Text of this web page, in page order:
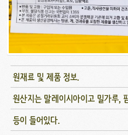
원재료 및 제품 정보.
원산지는 말레이시아이고 밀가루,
등이 들어있다.